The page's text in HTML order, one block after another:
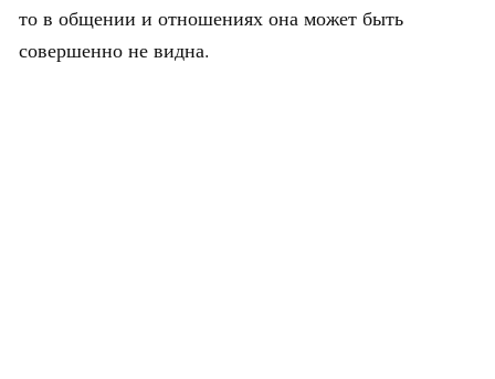
то в общении и отношениях она может быть
совершенно не видна.